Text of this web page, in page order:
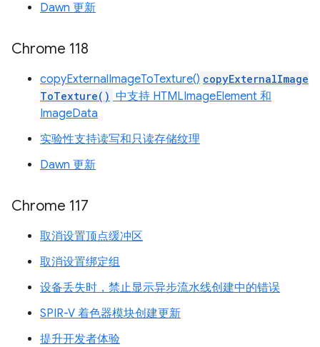
Dawn 更新
Chrome 118
copyExternalImageToTexture() copyExternalImage
ToTexture() 中支持 HTMLImageElement 和
ImageData
实验性支持读写和只读存储纹理
Dawn 更新
Chrome 117
取消设置顶点缓冲区
取消设置绑定组
设备丢失时，禁止显示异步流水线创建中的错误
SPIR-V 着色器模块创建更新
提升开发者体验